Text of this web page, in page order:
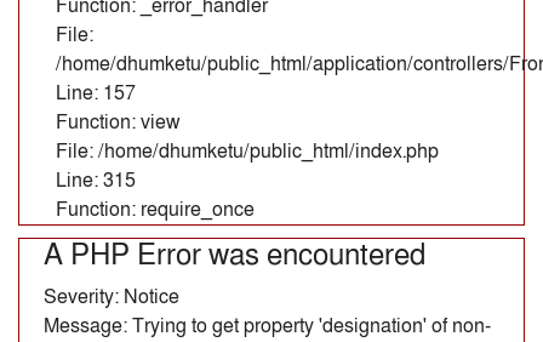
Function: _error_handler
File:
/home/dhumketu/public_html/application/controllers/
Line: 157
Function: view
File: /home/dhumketu/public_html/index.php
Line: 315
Function: require_once
A PHP Error was encountered
Severity: Notice
Message: Trying to get property 'designation' of non-